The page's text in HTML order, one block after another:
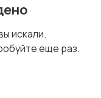
искали.
еще раз.